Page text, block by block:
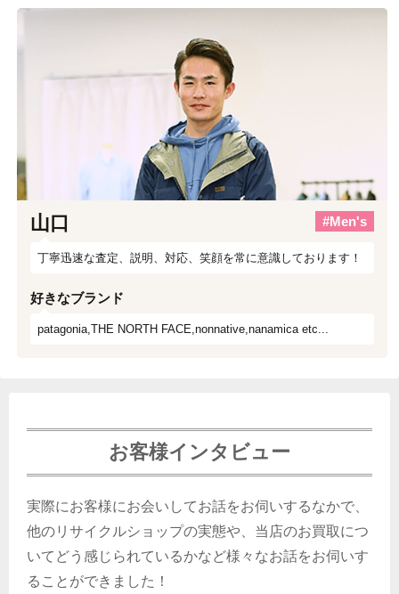
山口 #Men's
丁寧迅速な査定、説明、対応、笑顔を常に意識しております！
好きなブランド
patagonia,THE NORTH FACE,nonnative,nanamica etc...
お客様インタビュー
実際にお客様にお会いしてお話をお伺いするなかで、
他のリサイクルショップの実態や、当店のお買取につ
いてどう感じられているかなど様々なお話をお伺いす
ることができました！